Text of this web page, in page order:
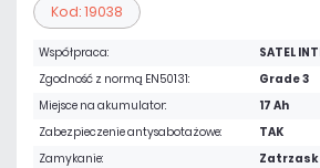
Kod: 19038
Współpraca:
SATEL
Zgodność z normą EN50131:
Grade 3
Miejsce na akumulator:
17 Ah
Zabezpieczenie antysabotażowe:
TAK
Zamykanie:
Zatrzask